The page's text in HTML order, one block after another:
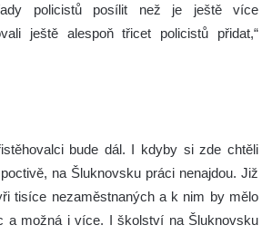
policistů posílit než je ještě více
ještě alespoň třicet policistů přidat,“
bude dál. I kdyby si zde chtěli
na Šluknovsku práci nenajdou. Již
tisíce nezaměstnaných a k nim by mělo
a možná i více. I školství na Šluknovsku